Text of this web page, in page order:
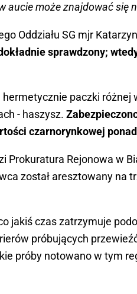
aucie może znajdować się
Oddziału SG mjr
sprawdzony;
paczki różnej
- haszysz.
czarnorynkowej ponad
Prokuratura Rejonowa w
został aresztowany na
jakiś czas zatrzymuje
próbujących
próby notowano w tym